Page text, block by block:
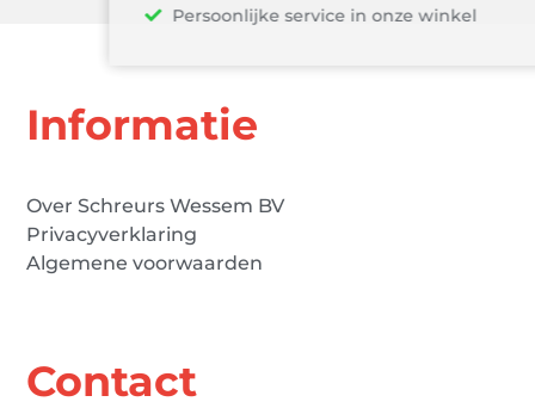
Persoonlijke service in onze winkel
Informatie
Over Schreurs Wessem BV
Privacyverklaring
Algemene voorwaarden
Contact